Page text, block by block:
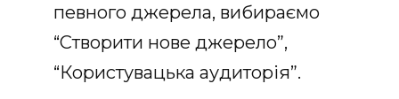
певного джерела, вибираємо
“Створити нове джерело”,
“Користувацька аудиторія”.